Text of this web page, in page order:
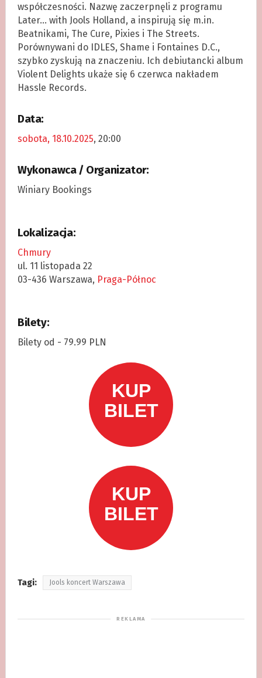
współczesności. Nazwę zaczerpnęli z programu
Later… with Jools Holland, a inspirują się m.in.
Beatnikami, The Cure, Pixies i The Streets.
Porównywani do IDLES, Shame i Fontaines D.C.,
szybko zyskują na znaczeniu. Ich debiutancki album
Violent Delights ukaże się 6 czerwca nakładem
Hassle Records.
Data:
sobota, 18.10.2025, 20:00
Wykonawca / Organizator:
Winiary Bookings
Lokalizacja:
Chmury
ul. 11 listopada 22
03-436 Warszawa, Praga-Północ
Bilety:
Bilety od - 79.99 PLN
Tagi: Jools koncert Warszawa